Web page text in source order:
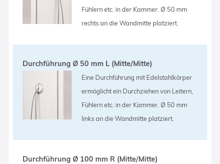
Fühlern etc. in der Kammer. Ø 50 mm
rechts an die Wandmitte platziert.
Durchführung Ø 50 mm L (Mitte/Mitte)
Eine Durchführung mit Edelstahlkörper
ermöglicht ein Durchziehen von Leitern,
Fühlern etc. in der Kammer. Ø 50 mm
links an die Wandmitte platziert.
Durchführung Ø 100 mm R (Mitte/Mitte)